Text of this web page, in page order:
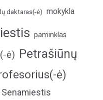
daktaras(-ė) mokykla
paminklas
ė) Petrašiūnų
ė)
Senamiestis